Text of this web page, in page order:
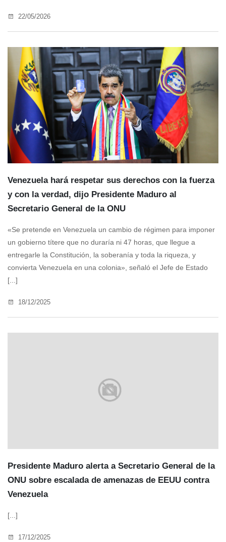
22/05/2026
Venezuela hará respetar sus derechos con la fuerza
y con la verdad, dijo Presidente Maduro al
Secretario General de la ONU
«Se pretende en Venezuela un cambio de régimen para imponer
un gobierno títere que no duraría ni 47 horas, que llegue a
entregarle la Constitución, la soberanía y toda la riqueza, y
convierta Venezuela en una colonia», señaló el Jefe de Estado
[...]
18/12/2025
Presidente Maduro alerta a Secretario General de la
ONU sobre escalada de amenazas de EEUU contra
Venezuela
[...]
17/12/2025